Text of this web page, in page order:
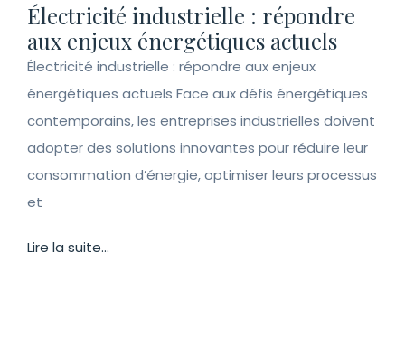
Électricité industrielle : répondre
aux enjeux énergétiques actuels
Électricité industrielle : répondre aux enjeux
énergétiques actuels Face aux défis énergétiques
contemporains, les entreprises industrielles doivent
adopter des solutions innovantes pour réduire leur
consommation d’énergie, optimiser leurs processus
et
Lire la suite...